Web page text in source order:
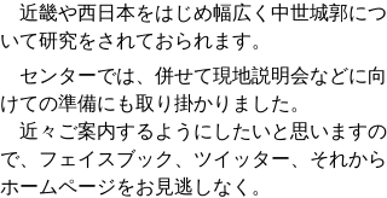
近畿や西日本をはじめ幅広く中世城郭につ
いて研究をされておられます。
センターでは、併せて現地説明会などに向
けての準備にも取り掛かりました。
近々ご案内するようにしたいと思いますの
で、フェイスブック、ツイッター、それから
ホームページをお見逃しなく。